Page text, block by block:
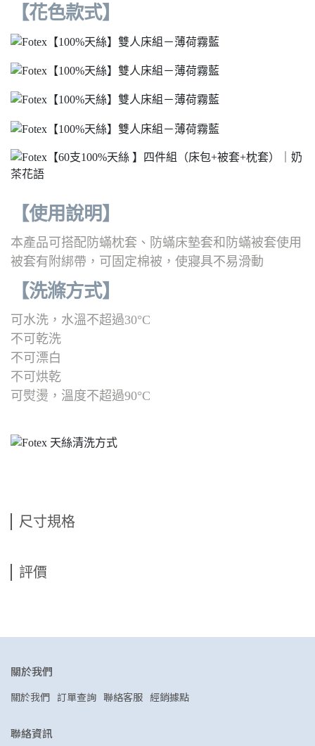
【花色款式】
【使用說明】
本產品可搭配防蟎枕套、防蟎床墊套和防蟎被套使用
被套有附綁帶，可固定棉被，使寢具不易滑動
【洗滌方式】
可水洗，水溫不超過30°C
不可乾洗
不可漂白
不可烘乾
可熨燙，溫度不超過90°C
尺寸規格
評價
關於我們
關於我們 訂單查詢 聯絡客服 經銷據點
聯絡資訊